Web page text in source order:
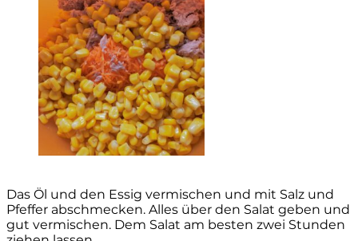
Das Öl und den Essig vermischen und mit Salz und
Pfeffer abschmecken. Alles über den Salat geben und
gut vermischen. Dem Salat am besten zwei Stunden